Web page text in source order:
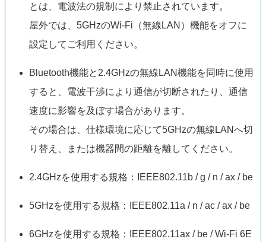
とは、電波法の規制により禁止されています。
屋外では、5GHzのWi-Fi（無線LAN）機能をオフに
設定してご利用ください。
Bluetooth機能と2.4GHzの無線LAN機能を同時に使用
すると、電波干渉により通信が切断されたり、通信
速度に影響を及ぼす場合があります。
その場合は、仕様環境に応じて5GHzの無線LANへ切
り替え、または機器間の距離を離してください。
2.4GHzを使用する規格：IEEE802.11b / g / n / ax / be
5GHzを使用する規格：IEEE802.11a / n / ac / ax / be
6GHzを使用する規格：IEEE802.11ax / be / Wi-Fi 6E